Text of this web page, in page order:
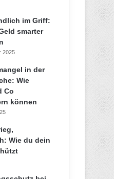
im Griff:
smarter
2025
in der
Wie
Co
können
Wie du dein